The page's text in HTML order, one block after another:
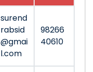
surend
rabsid
@gmai
l.com
98266
40610